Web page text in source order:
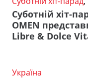
Суботній хіт-
OMEN
Libre & Dolce
Україна